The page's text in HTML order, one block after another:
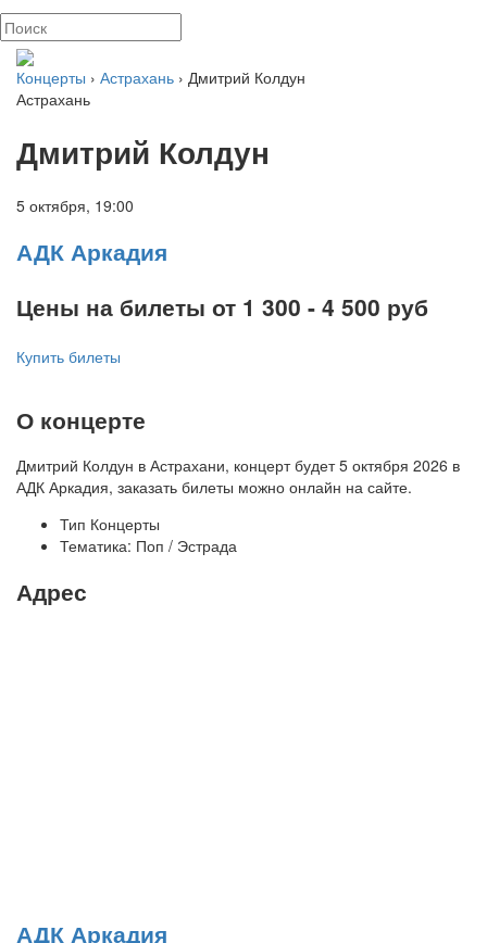
Концерты › Астрахань › Дмитрий Колдун
Астрахань
Дмитрий Колдун
5 октября, 19:00
АДК Аркадия
Цены на билеты от 1 300 - 4 500 руб
Купить билеты
О концерте
Дмитрий Колдун в Астрахани, концерт будет 5 октября 2026 в
АДК Аркадия, заказать билеты можно онлайн на сайте.
Тип Концерты
Тематика: Поп / Эстрада
Адрес
АДК Аркадия